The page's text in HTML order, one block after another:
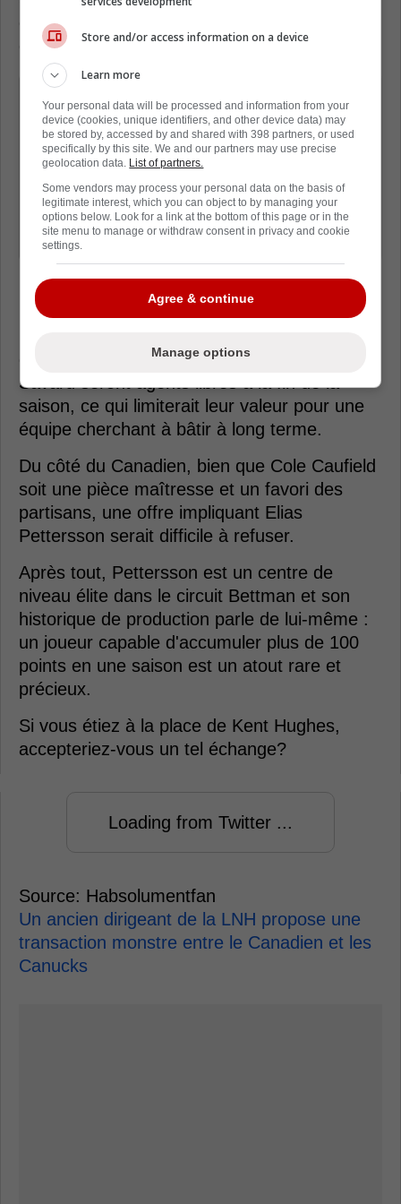
des Canucks de Vancouver et d'un choix de
deuxième ronde.
À MONTRÉAL:
� Elias Pettersson + un choix de 2e
ronde au repêchage
À VANCOUVER:
� Cole Caufield + Christian Dvorak +
David Savard
Il semble improbable que l'état-major des
d'autant plus que Christian Dvorak et David
Savard seront agents libres à la fin de la
saison, ce qui limiterait leur valeur pour une
équipe cherchant à bâtir à long terme.
Du côté du Canadien, bien que Cole Caufield
soit une pièce maîtresse et un favori des
partisans, une offre impliquant Elias
Pettersson serait difficile à refuser.
Après tout, Pettersson est un centre de
niveau élite dans le circuit Bettman et son
historique de production parle de lui-même :
un joueur capable d'accumuler plus de 100
points en une saison est un atout rare et
précieux.
Si vous étiez à la place de Kent Hughes,
accepteriez-vous un tel échange?
Loading from Twitter ...
Source: Habsolumentfan
Un ancien dirigeant de la LNH propose une
transaction monstre entre le Canadien et les
Canucks
Store and/or access information on a device
Learn more
Your personal data will be processed and information from your
device (cookies, unique identifiers, and other device data) may
be stored by, accessed by and shared with 398 partners, or used
specifically by this site. We and our partners may use precise
geolocation data. List of partners.
Some vendors may process your personal data on the basis of
legitimate interest, which you can object to by managing your
options below. Look for a link at the bottom of this page or in the
site menu to manage or withdraw consent in privacy and cookie
settings.
Agree & continue
Manage options